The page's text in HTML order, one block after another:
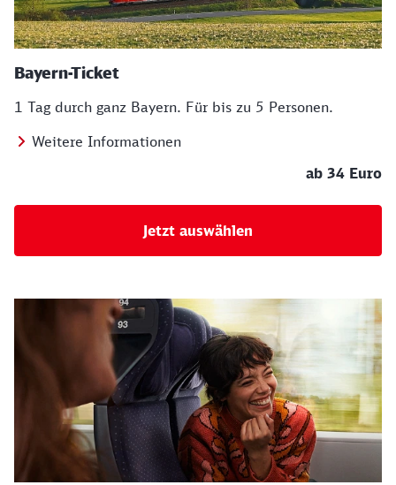
Bayern-Ticket
1 Tag durch ganz Bayern. Für bis zu 5 Personen.
Weitere Informationen
ab 34 Euro
Jetzt auswählen